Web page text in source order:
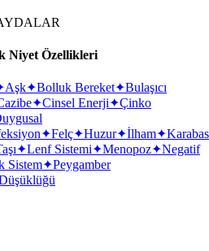
Niyet Özellikleri
Aşk✦Bolluk Bereket✦Bulaşıcı
✦Cinsel Enerji✦Çinko
✦Felç✦Huzur✦İlham✦
✦Lenf Sistemi✦Menopoz✦Negatif
Sistem✦Peygamber